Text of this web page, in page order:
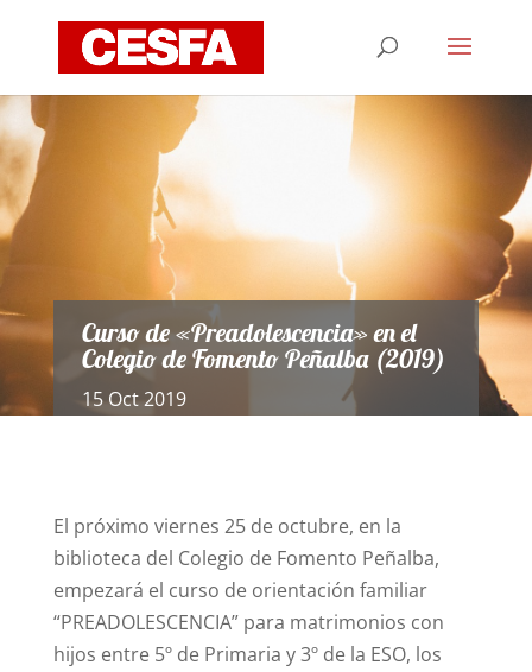
Curso de «Preadolescencia» en el
Colegio de Fomento Peñalba (2019)
15 Oct 2019
El próximo viernes 25 de octubre, en la
biblioteca del Colegio de Fomento Peñalba,
empezará el curso de orientación familiar
“PREADOLESCENCIA” para matrimonios con
hijos entre 5º de Primaria y 3º de la ESO, los